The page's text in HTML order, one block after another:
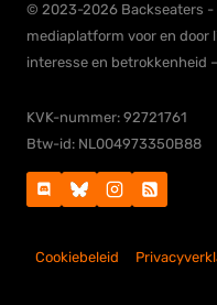
© 2023-2026 Backseaters -
mediaplatform voor en
interesse en betrokkenheid
KVK-nummer: 92721761
Btw-id: NL004973350B88
Cookiebeleid